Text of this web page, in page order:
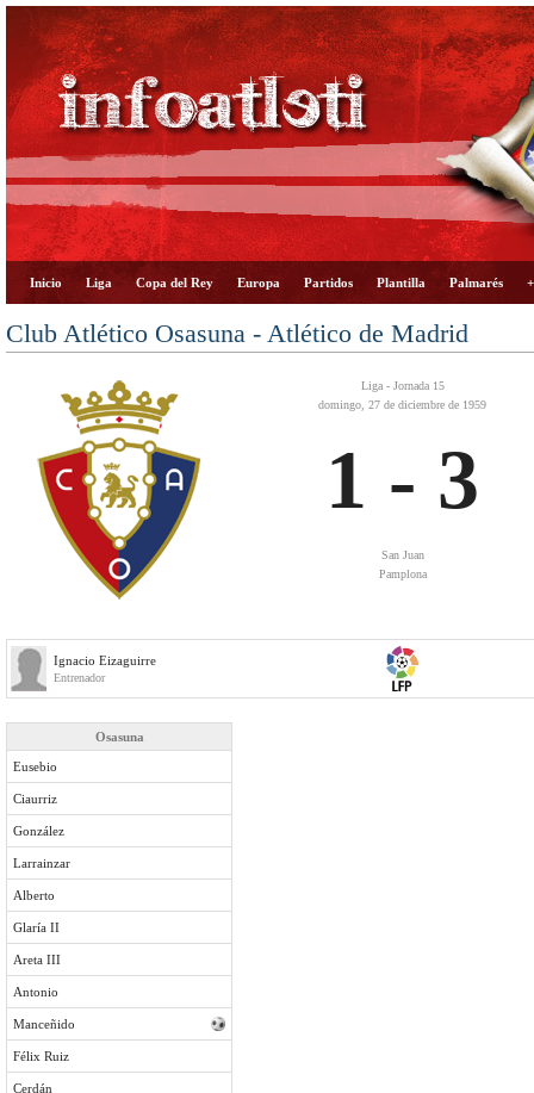
Inicio Liga Copa del Rey Europa Partidos Plantilla Palmarés
Club Atlético Osasuna - Atlético de Madrid
Liga - Jornada 15
domingo, 27 de diciembre de 1959
1 - 3
San Juan
Pamplona
Ignacio Eizaguirre
Entrenador
Osasuna
Eusebio
Ciaurriz
González
Larrainzar
Alberto
Glaría II
Areta III
Antonio
Manceñido
Félix Ruiz
Cerdán